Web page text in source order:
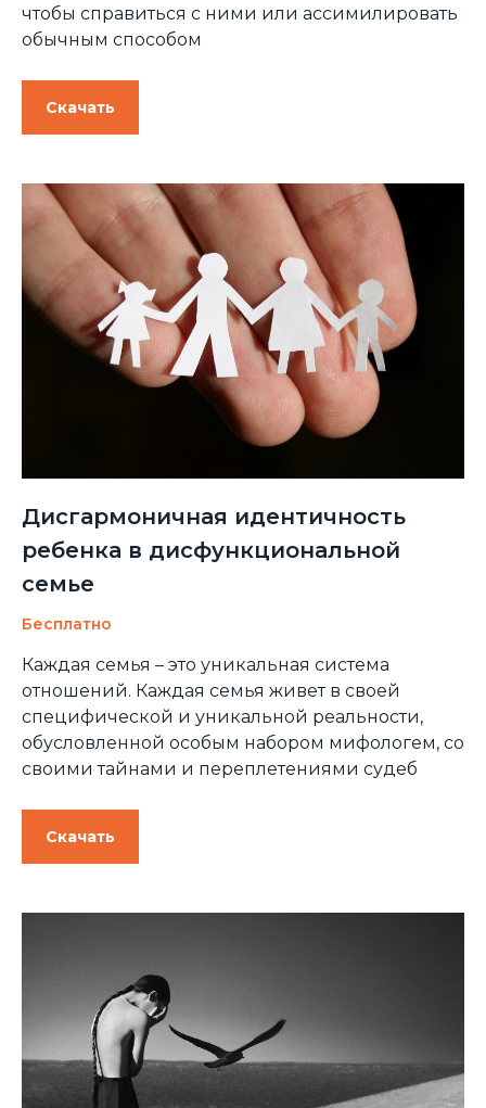
чтобы справиться с ними или ассимилировать
обычным способом
Скачать
Дисгармоничная идентичность
ребенка в дисфункциональной
семье
Бесплатно
Каждая семья – это уникальная система
отношений. Каждая семья живет в своей
специфической и уникальной реальности,
обусловленной особым набором мифологем, со
своими тайнами и переплетениями судеб
Скачать